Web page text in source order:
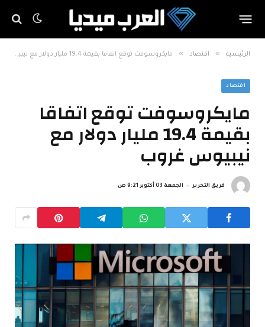
الرئيسية » اقتصاد » مايكروسوفت توقع اتفاقا بقيمة 19.4 مليار دولار مع نيبيوس غروب
اقتصاد
مايكروسوفت توقع اتفاقا
بقيمة 19.4 مليار دولار مع
نيبيوس غروب
فريق التحرير الجمعة 03 أكتوبر 9:21 ص